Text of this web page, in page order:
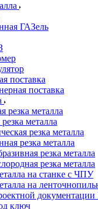
ГАЗель
поставка
поставка
резка металла
резка металла
резка металла
резка металла
резка металла
резка металла
на станке с ЧПУ
на
ключ